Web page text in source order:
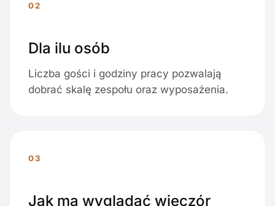
02
Dla ilu osób
Liczba gości i godziny pracy pozwalają
dobrać skalę zespołu oraz wyposażenia.
03
Jak ma wyglądać wieczór